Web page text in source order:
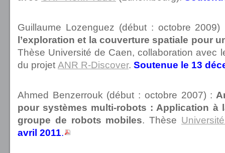
Guillaume Lozenguez (début : octobre 2009)
l’exploration et la couverture spatiale pour
Thèse Université de Caen, collaboration avec
du projet ANR R-Discover. Soutenue le 13
Ahmed Benzerrouk (début : octobre 2007) :
pour systèmes multi-robots : Application à
groupe de robots mobiles. Thèse
avril 2011.